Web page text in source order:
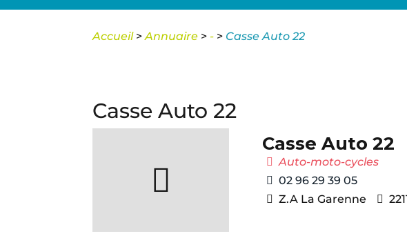
Accueil>Annuaire > - > Casse Auto 22
Casse Auto 22
Casse Auto 22
Auto-moto-cycles
02 96 29 39 05
Z.A La Garenne